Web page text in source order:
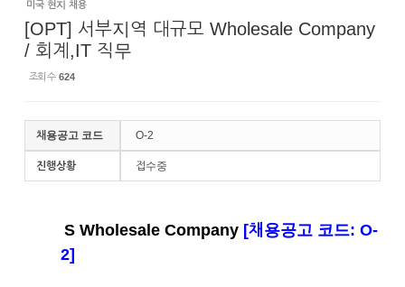
미국 현지 채용
[OPT] 서부지역 대규모 Wholesale Company
/ 회계,IT 직무
조회 수 624
채용공고 코드 O-2
진행상황 접수중
S Wholesale Company [채용공고 코드: O-
2]